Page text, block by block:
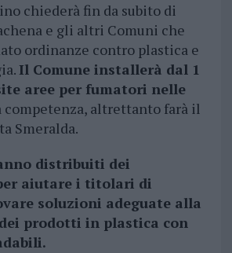
chiederà fin da subito di
e gli altri Comuni che
ordinanze contro plastica e
Il Comune installerà dal 1
aree per fumatori nelle
competenza, altrettanto farà il
Smeralda.
distribuiti dei
aiutare i titolari di
soluzioni adeguate alla
prodotti in plastica con